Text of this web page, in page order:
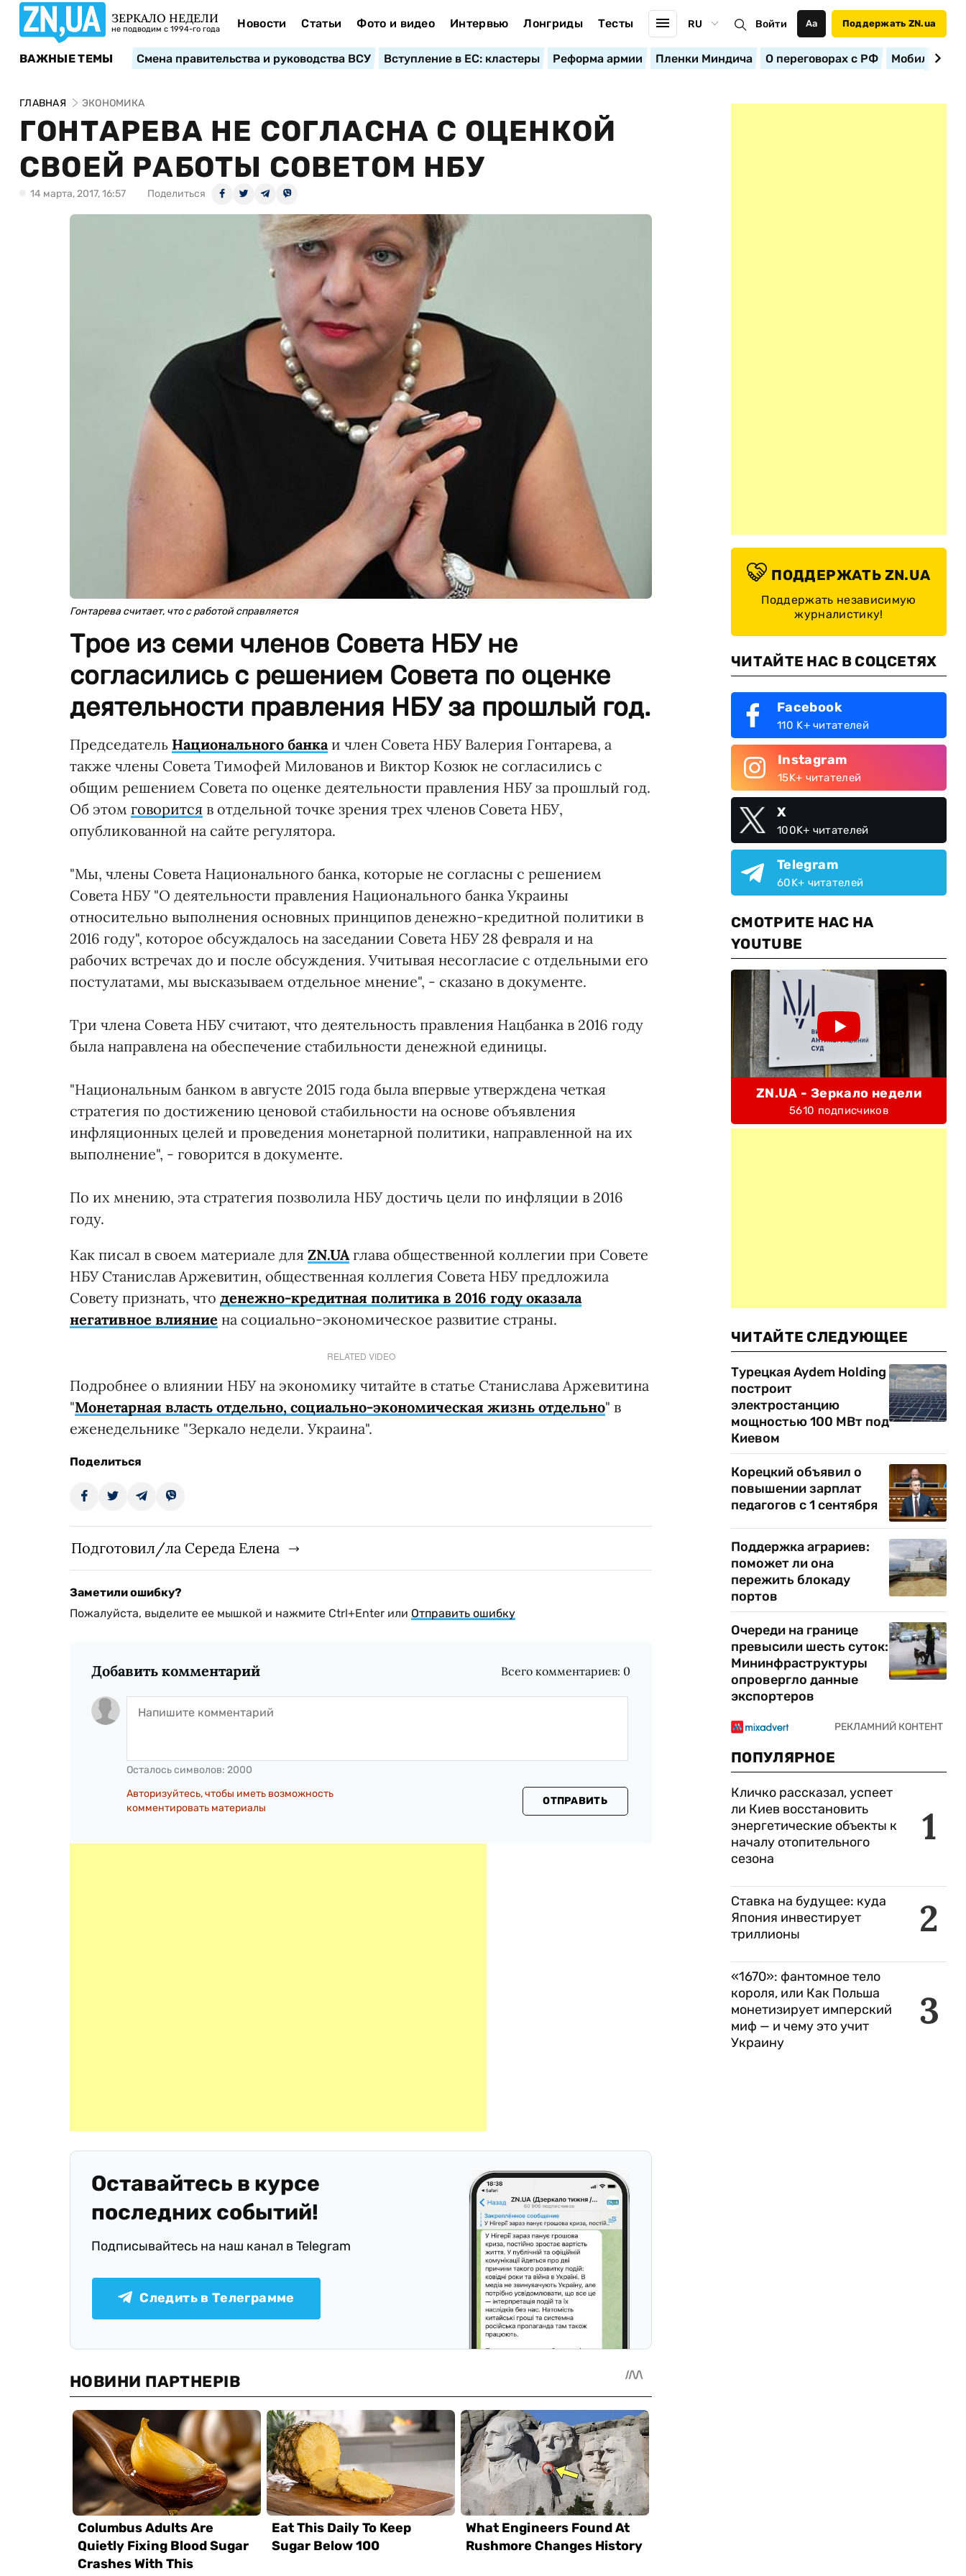
ЗЕРКАЛО НЕДЕЛИ
не подводим с 1994-го года Новости Статьи Фото и видео Интервью Лонгриды Тесты RU Войти Аа Поддержать ZN.ua
ВАЖНЫЕ ТЕМЫ Смена правительства и руководства ВСУ Вступление в ЕС: кластеры Реформа армии Пленки Миндича О переговорах с РФ
ГЛАВНАЯ ЭКОНОМИКА
ГОНТАРЕВА НЕ СОГЛАСНА С ОЦЕНКОЙ
СВОЕЙ РАБОТЫ СОВЕТОМ НБУ
14 марта, 2017, 16:57 Поделиться
Гонтарева считает, что с работой справляется
Трое из семи членов Совета НБУ не
согласились с решением Совета по оценке
деятельности правления НБУ за прошлый год.
Председатель Национального банка и член Совета НБУ Валерия Гонтарева, а
также члены Совета Тимофей Милованов и Виктор Козюк не согласились с
общим решением Совета по оценке деятельности правления НБУ за прошлый год.
Об этом говорится в отдельной точке зрения трех членов Совета НБУ,
опубликованной на сайте регулятора.
"Мы, члены Совета Национального банка, которые не согласны с решением
Совета НБУ "О деятельности правления Национального банка Украины
относительно выполнения основных принципов денежно-кредитной политики в
2016 году", которое обсуждалось на заседании Совета НБУ 28 февраля и на
рабочих встречах до и после обсуждения. Учитывая несогласие с отдельными его
постулатами, мы высказываем отдельное мнение", - сказано в документе.
Три члена Совета НБУ считают, что деятельность правления Нацбанка в 2016 году
была направлена на обеспечение стабильности денежной единицы.
"Национальным банком в августе 2015 года была впервые утверждена четкая
стратегия по достижению ценовой стабильности на основе объявления
инфляционных целей и проведения монетарной политики, направленной на их
выполнение", - говорится в документе.
По их мнению, эта стратегия позволила НБУ достичь цели по инфляции в 2016
году.
Как писал в своем материале для ZN.UAглава общественной коллегии при Совете
НБУ Станислав Аржевитин, общественная коллегия Совета НБУ предложила
Совету признать, что денежно-кредитная политика в 2016 году оказала
негативное влияние на социально-экономическое развитие страны.
RELATED VIDEO
Подробнее о влиянии НБУ на экономику читайте в статье Станислава Аржевитина
"Монетарная власть отдельно, социально-экономическая жизнь отдельно" в
еженедельнике "Зеркало недели. Украина".
Поделиться
Подготовил/ла Середа Елена
Заметили ошибку?
Пожалуйста, выделите ее мышкой и нажмите Ctrl+Enter или Отправить ошибку
Добавить комментарий Всего комментариев: 0
Осталось символов: 2000
Авторизуйтесь, чтобы иметь возможность
комментировать материалы
ОТПРАВИТЬ
Оставайтесь в курсе
последних событий!
Подписывайтесь на наш канал в Telegram
Следить в Телеграмме
ПОДДЕРЖАТЬ ZN.UA
Поддержать независимую
журналистику!
ЧИТАЙТЕ НАС В СОЦСЕТЯХ
Facebook
110 K+ читателей
Instagram
15K+ читателей
X
100K+ читателей
Telegram
60K+ читателей
СМОТРИТЕ НАС НА
YOUTUBE
ZN.UA - Зеркало недели
5610 подписчиков
ЧИТАЙТЕ СЛЕДУЮЩЕЕ
Турецкая Aydem Holding
построит
электростанцию
мощностью 100 МВт под
Киевом
Корецкий объявил о
повышении зарплат
педагогов с 1 сентября
Поддержка аграриев:
поможет ли она
пережить блокаду
портов
Очереди на границе
превысили шесть суток:
Мининфраструктуры
опровергло данные
экспортеров
ПОПУЛЯРНОЕ
1
Кличко рассказал, успеет
ли Киев восстановить
энергетические объекты к
началу отопительного
сезона
2
Ставка на будущее: куда
Япония инвестирует
триллионы
3
«1670»: фантомное тело
короля, или Как Польша
монетизирует имперский
миф — и чему это учит
Украину